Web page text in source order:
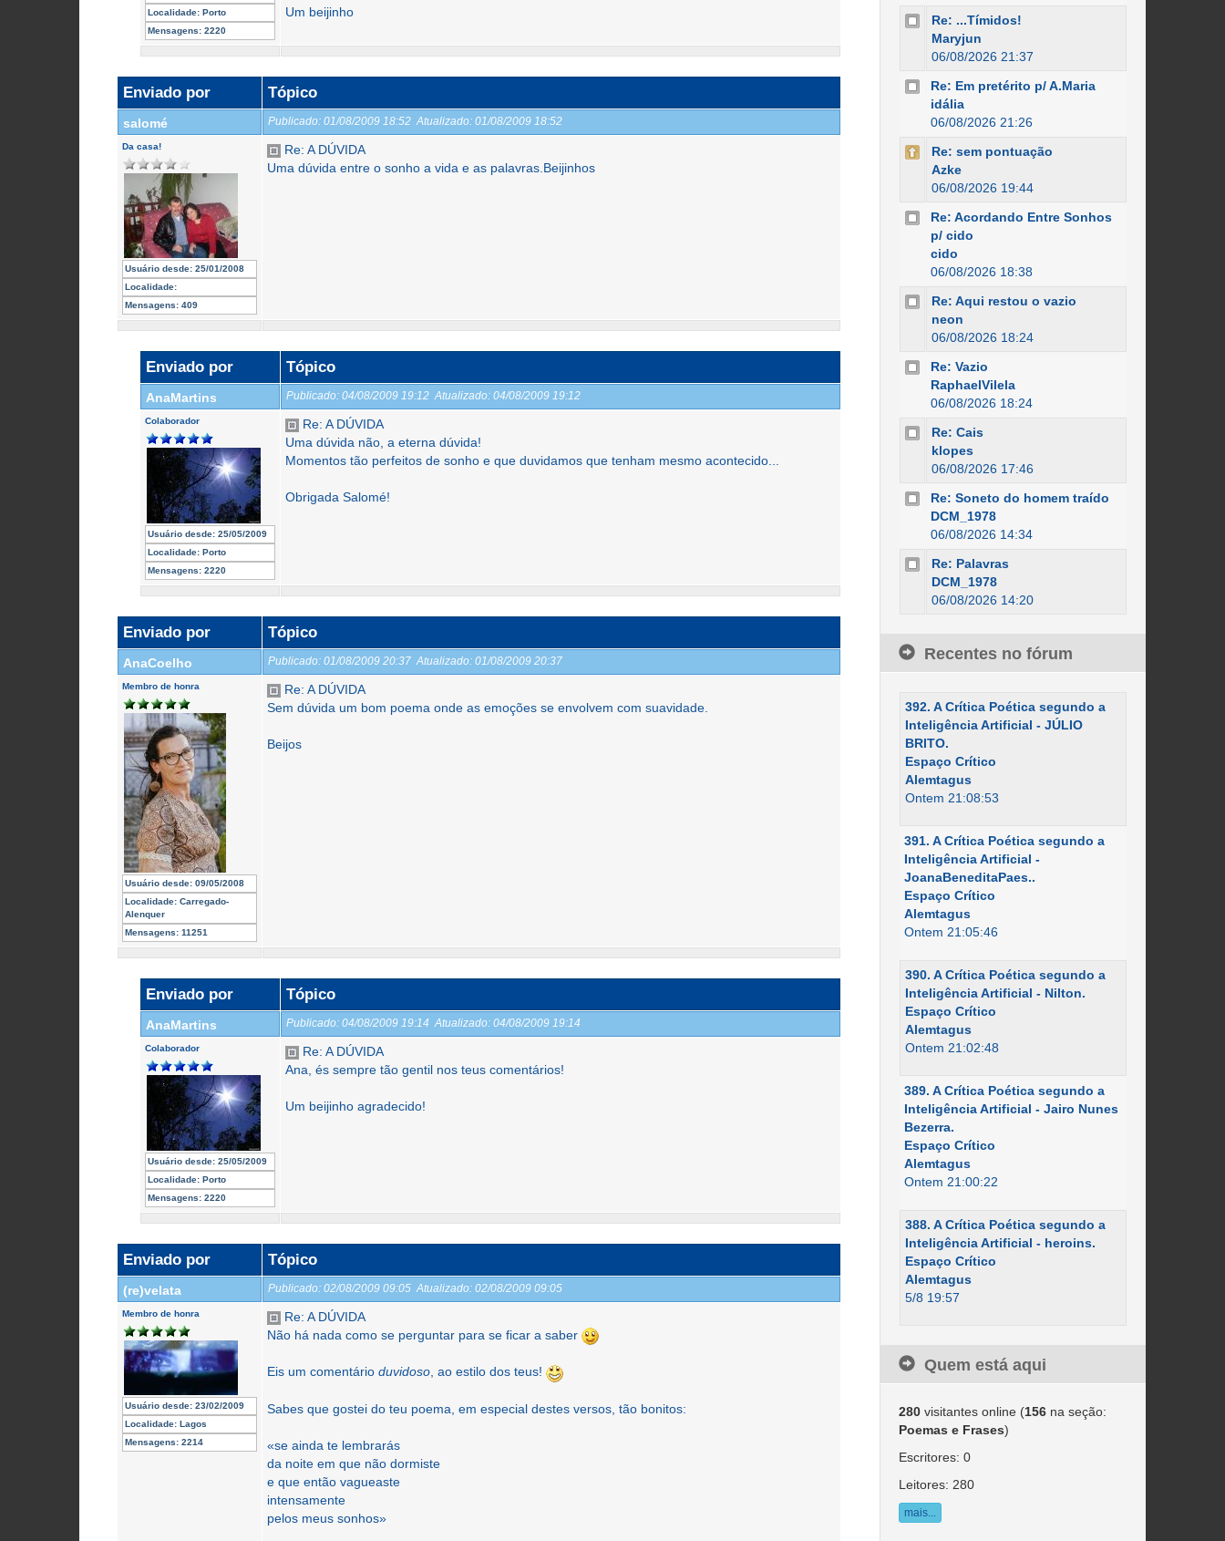
Localidade: Porto
Mensagens: 2220
Um beijinho
Enviado por Tópico
salomé Publicado: 01/08/2009 18:52 Atualizado: 01/08/2009 18:52
Da casa!
Usuário desde: 25/01/2008
Localidade:
Mensagens: 409
Re: A DÚVIDA
Uma dúvida entre o sonho a vida e as palavras.Beijinhos
Enviado por Tópico
AnaMartins Publicado: 04/08/2009 19:12 Atualizado: 04/08/2009 19:12
Colaborador
Usuário desde: 25/05/2009
Localidade: Porto
Mensagens: 2220
Re: A DÚVIDA
Uma dúvida não, a eterna dúvida!
Momentos tão perfeitos de sonho e que duvidamos que tenham mesmo acontecido...
Obrigada Salomé!
Enviado por Tópico
AnaCoelho Publicado: 01/08/2009 20:37 Atualizado: 01/08/2009 20:37
Membro de honra
Usuário desde: 09/05/2008
Localidade: Carregado-
Alenquer
Mensagens: 11251
Re: A DÚVIDA
Sem dúvida um bom poema onde as emoções se envolvem com suavidade.
Beijos
Enviado por Tópico
AnaMartins Publicado: 04/08/2009 19:14 Atualizado: 04/08/2009 19:14
Colaborador
Usuário desde: 25/05/2009
Localidade: Porto
Mensagens: 2220
Re: A DÚVIDA
Ana, és sempre tão gentil nos teus comentários!
Um beijinho agradecido!
Enviado por Tópico
(re)velata Publicado: 02/08/2009 09:05 Atualizado: 02/08/2009 09:05
Membro de honra
Usuário desde: 23/02/2009
Localidade: Lagos
Mensagens: 2214
Re: A DÚVIDA
Não há nada como se perguntar para se ficar a saber
Eis um comentário duvidoso, ao estilo dos teus!
Sabes que gostei do teu poema, em especial destes versos, tão bonitos:
«se ainda te lembrarás
da noite em que não dormiste
e que então vagueaste
intensamente
pelos meus sonhos»
Re: ...Tímidos!
Maryjun
06/08/2026 21:37
Re: Em pretérito p/ A.Maria
idália
06/08/2026 21:26
Re: sem pontuação
Azke
06/08/2026 19:44
Re: Acordando Entre Sonhos
p/ cido
cido
06/08/2026 18:38
Re: Aqui restou o vazio
neon
06/08/2026 18:24
Re: Vazio
RaphaelVilela
06/08/2026 18:24
Re: Cais
klopes
06/08/2026 17:46
Re: Soneto do homem traído
DCM_1978
06/08/2026 14:34
Re: Palavras
DCM_1978
06/08/2026 14:20
Recentes no fórum
392. A Crítica Poética segundo a
Inteligência Artificial - JÚLIO
BRITO.
Espaço Crítico
Alemtagus
Ontem 21:08:53
391. A Crítica Poética segundo a
Inteligência Artificial -
JoanaBeneditaPaes..
Espaço Crítico
Alemtagus
Ontem 21:05:46
390. A Crítica Poética segundo a
Inteligência Artificial - Nilton.
Espaço Crítico
Alemtagus
Ontem 21:02:48
389. A Crítica Poética segundo a
Inteligência Artificial - Jairo Nunes
Bezerra.
Espaço Crítico
Alemtagus
Ontem 21:00:22
388. A Crítica Poética segundo a
Inteligência Artificial - heroins.
Espaço Crítico
Alemtagus
5/8 19:57
Quem está aqui
280visitantes online (156na seção:
Poemas e Frases)
Escritores: 0
Leitores: 280
mais...